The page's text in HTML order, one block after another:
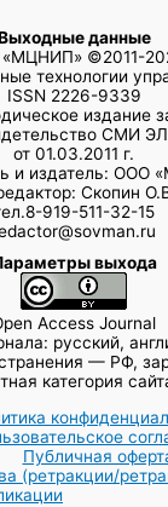
данные
©2011-
технологии
ISSN 2226-9339
издание
СМИ
от 01.03.2011 г.
и издатель: ООО
Скопин
919-511-32-15
выхода
Access Journal
русский,
— РФ,
категория
Публичная
(ретракции/